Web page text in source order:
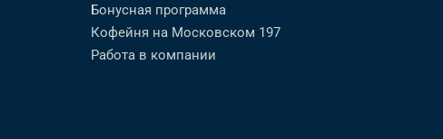
Бонусная программа
Кофейня на Московском 197
Работа в компании